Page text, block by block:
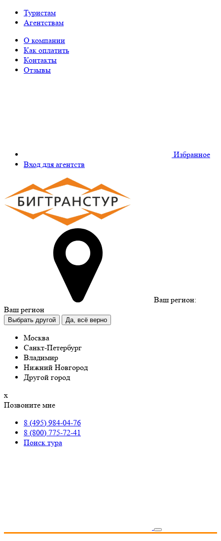
Туристам
Агентствам
О компании
Как оплатить
Контакты
Отзывы
Избранное
Вход для агентств
Ваш регион:
Ваш регион
Выбрать другой Да, всё верно
Москва
Санкт-Петербург
Владимир
Нижний Новгород
Другой город
х
Позвоните мне
8 (495) 984-04-76
8 (800) 775-72-41
Поиск тура